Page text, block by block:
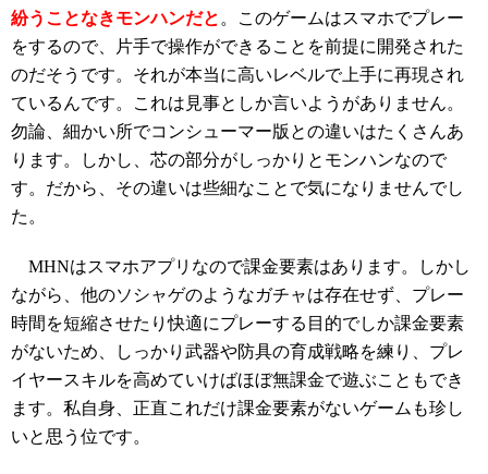
紛うことなきモンハンだと 。このゲームはスマホでプレー
をするので、片手で操作ができることを前提に開発された
のだそうです。それが本当に高いレベルで上手に再現され
ているんです。これは見事としか言いようがありません。
勿論、細かい所でコンシューマー版との違いはたくさんあ
ります。しかし、芯の部分がしっかりとモンハンなので
す。だから、その違いは些細なことで気になりませんでし
た。
MHNはスマホアプリなので課金要素はあります。しかし
ながら、他のソシャゲのようなガチャは存在せず、プレー
時間を短縮させたり快適にプレーする目的でしか課金要素
がないため、しっかり武器や防具の育成戦略を練り、プレ
イヤースキルを高めていけばほぼ無課金で遊ぶこともでき
ます。私自身、正直これだけ課金要素がないゲームも珍し
いと思う位です。